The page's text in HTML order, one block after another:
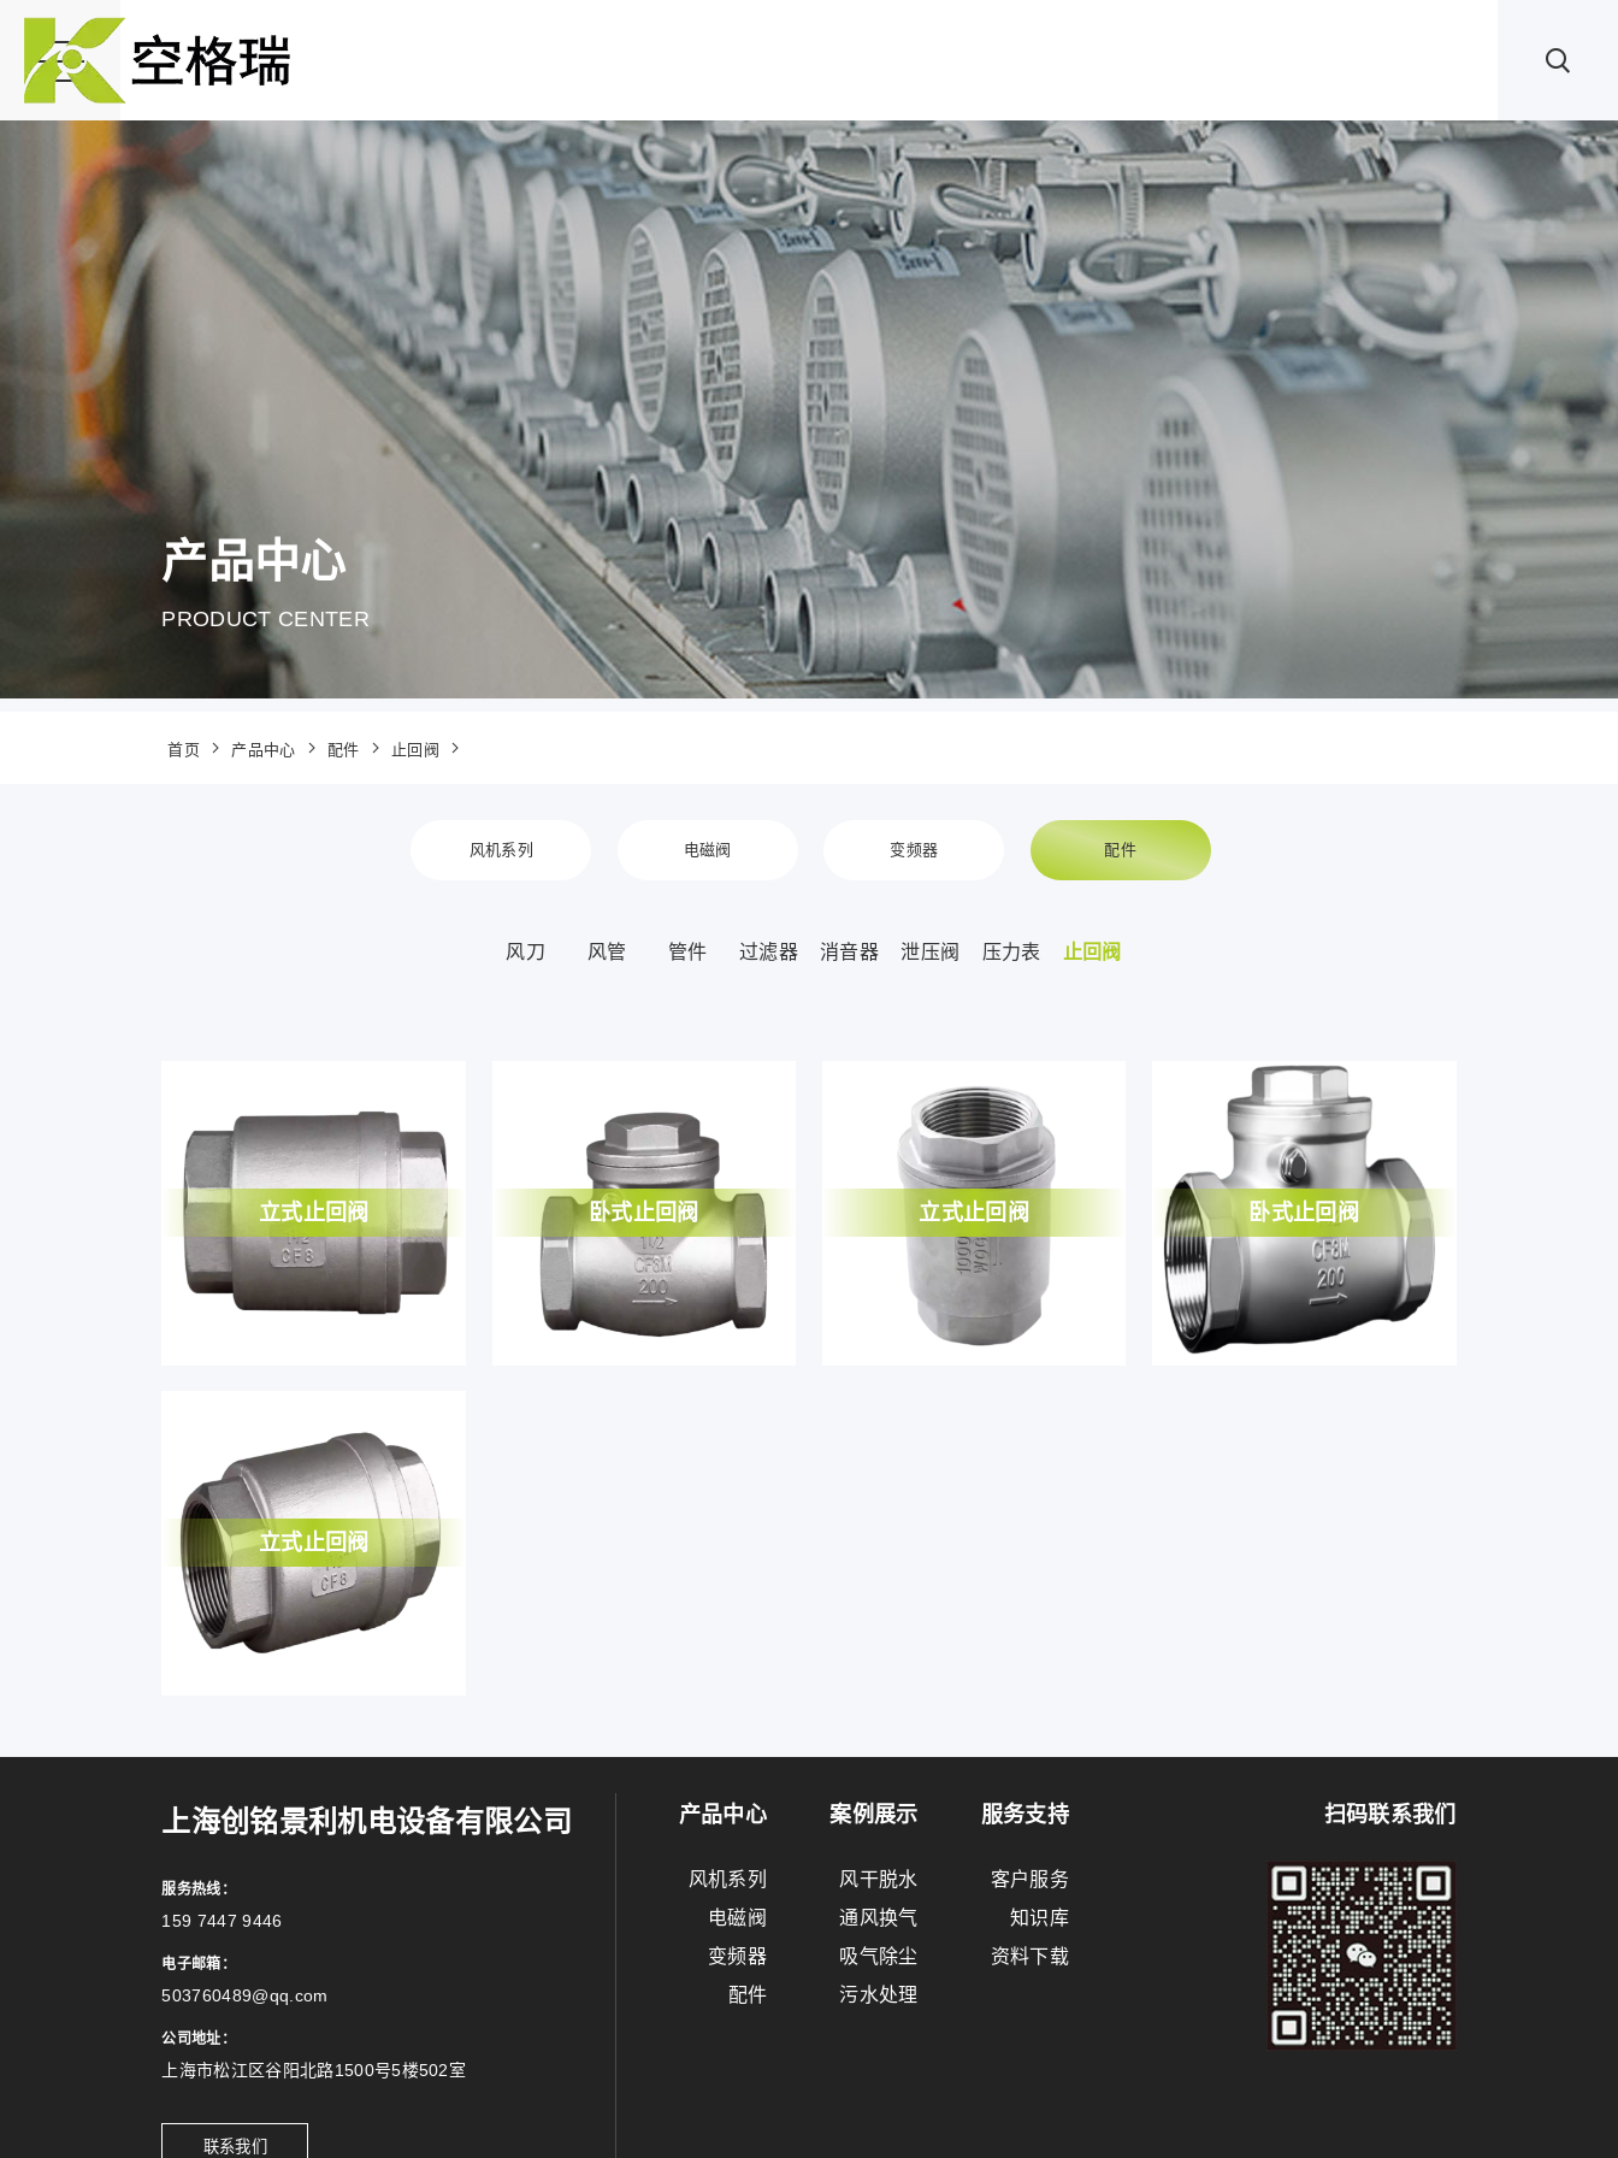
产品中心
PRODUCT CENTER
首页 产品中心 配件 止回阀
风机系列 电磁阀 变频器 配件
风刀 风管 管件 过滤器 消音器 泄压阀 压力表 止回阀
立式止回阀 卧式止回阀 立式止回阀 卧式止回阀
立式止回阀
上海创铭景利机电设备有限公司
服务热线：
159 7447 9446
电子邮箱：
503760489@qq.com
公司地址：
上海市松江区谷阳北路1500号5楼502室
联系我们
产品中心
风机系列
电磁阀
变频器
配件
案例展示
风干脱水
通风换气
吸气除尘
污水处理
服务支持
客户服务
知识库
资料下载
扫码联系我们